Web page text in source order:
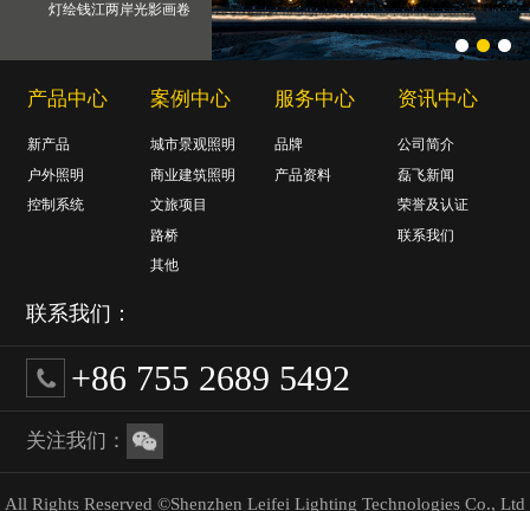
灯绘钱江两岸光影画卷
产品中心
新产品
户外照明
控制系统
案例中心
城市景观照明
商业建筑照明
文旅项目
路桥
其他
服务中心
品牌
产品资料
资讯中心
公司简介
磊飞新闻
荣誉及认证
联系我们
联系我们：
+86 755 2689 5492
关注我们：
All Rights Reserved ©Shenzhen Leifei Lighting Technologies Co., Ltd